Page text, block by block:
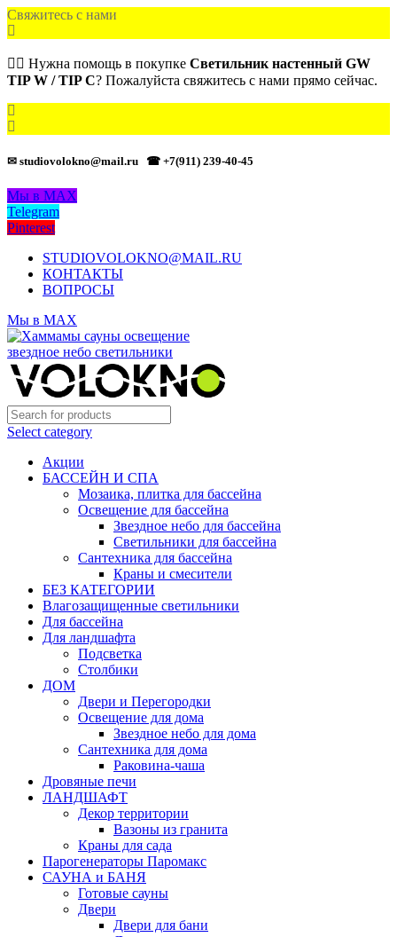
Свяжитесь с нами
🙋‍♂️ Нужна помощь в покупке Светильник настенный GW
TIP W / TIP C? Пожалуйста свяжитесь с нами прямо сейчас.
✉ studiovolokno@mail.ru ☎ +7(911) 239-40-45
Мы в MAX
Telegram
Pinterest
STUDIOVOLOKNO@MAIL.RU
КОНТАКТЫ
ВОПРОСЫ
Мы в MAX
Select category
Акции
БАССЕЙН И СПА
Мозаика, плитка для бассейна
Освещение для бассейна
Звездное небо для бассейна
Светильники для бассейна
Сантехника для бассейна
Краны и смесители
БЕЗ КАТЕГОРИИ
Влагозащищенные светильники
Для бассейна
Для ландшафта
Подсветка
Столбики
ДОМ
Двери и Перегородки
Освещение для дома
Звездное небо для дома
Сантехника для дома
Раковина-чаша
Дровяные печи
ЛАНДШАФТ
Декор территории
Вазоны из гранита
Краны для сада
Парогенераторы Паромакс
САУНА и БАНЯ
Готовые сауны
Двери
Двери для бани